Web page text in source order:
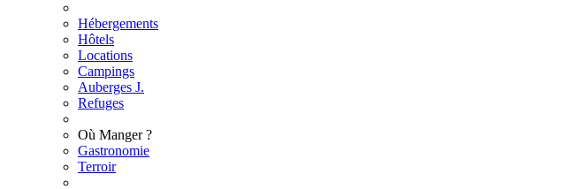
Hébergements
Hôtels
Locations
Campings
Auberges J.
Refuges
Où Manger ?
Gastronomie
Terroir